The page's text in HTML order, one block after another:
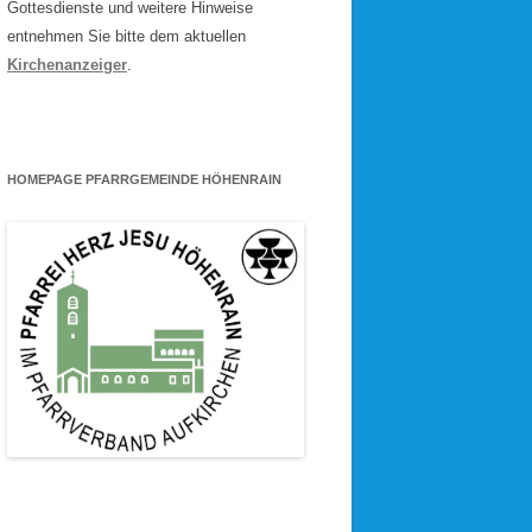
Gottesdienste und weitere Hinweise
entnehmen Sie bitte dem aktuellen
Kirchenanzeiger.
HOMEPAGE PFARRGEMEINDE HÖHENRAIN